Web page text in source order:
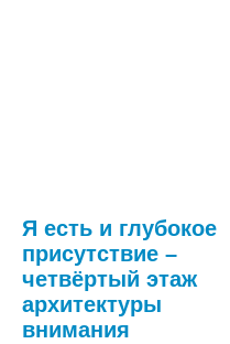
Я есть и глубокое
присутствие –
четвёртый этаж
архитектуры
внимания